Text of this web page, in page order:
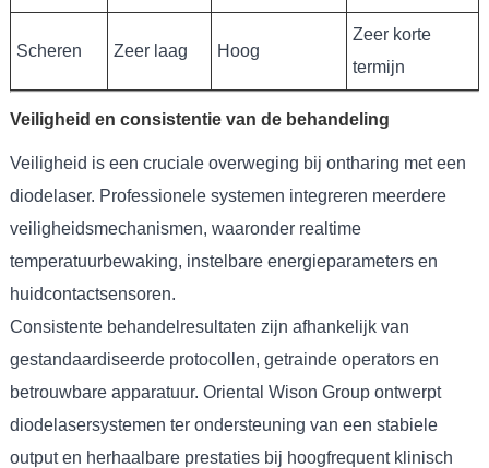
Scheren Zeer laag Hoog
Zeer korte
termijn
Veiligheid en consistentie van de behandeling
Veiligheid is een cruciale overweging bij ontharing met een
diodelaser. Professionele systemen integreren meerdere
veiligheidsmechanismen, waaronder realtime
temperatuurbewaking, instelbare energieparameters en
huidcontactsensoren.
Consistente behandelresultaten zijn afhankelijk van
gestandaardiseerde protocollen, getrainde operators en
betrouwbare apparatuur. Oriental Wison Group ontwerpt
diodelasersystemen ter ondersteuning van een stabiele
output en herhaalbare prestaties bij hoogfrequent klinisch